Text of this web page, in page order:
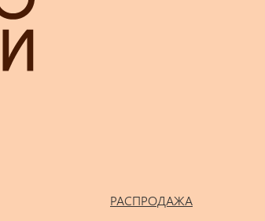
РАСПРОДАЖА